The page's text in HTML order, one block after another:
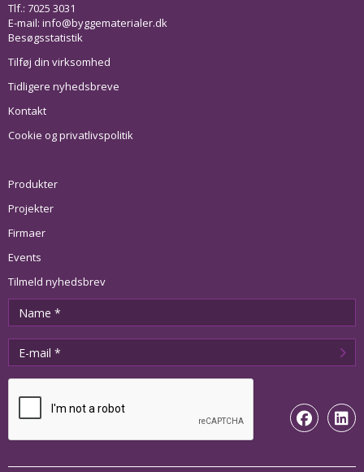
Tlf.: 7025 3031
E-mail: info@byggematerialer.dk
Besøgsstatistik
Tilføj din virksomhed
Tidligere nyhedsbreve
Kontakt
Cookie og privatlivspolitik
Produkter
Projekter
Firmaer
Events
Tilmeld nyhedsbrev